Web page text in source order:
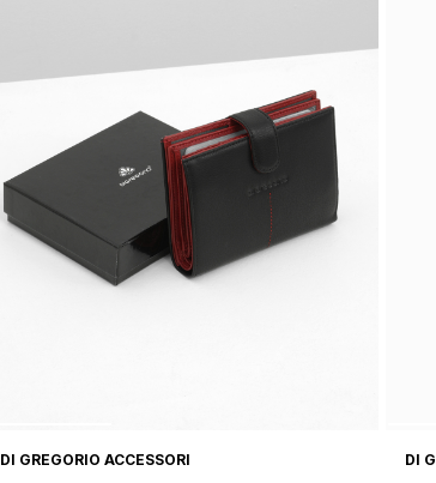
DI GREGORIO ACCESSORI
DI